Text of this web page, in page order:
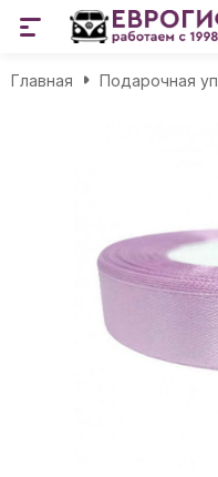
Главная Подарочная